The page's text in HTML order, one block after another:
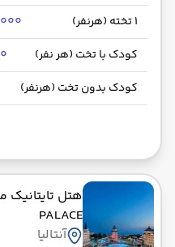
1 تخته (هرنفر)
کودک با تخت (هر نفر)
کودک بدون تخت (هرنفر)
هتل تایتانیک
PALACE
آنتالیا